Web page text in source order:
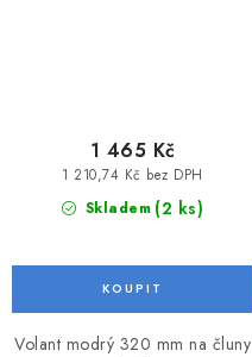
Skladem (2 ks)
1 210,74 Kč bez DPH
1 465 Kč
Volant modrý 320 mm na čluny